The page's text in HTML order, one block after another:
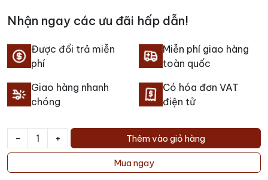
Nhận ngay các ưu đãi hấp dẫn!
Được đổi trả miễn
phí
Miễn phí giao hàng
toàn quốc
Giao hàng nhanh
chóng
Có hóa đơn VAT
điện tử
-
Rượu
Tournon
+ Thêm vào giỏ hàng
Mua ngay